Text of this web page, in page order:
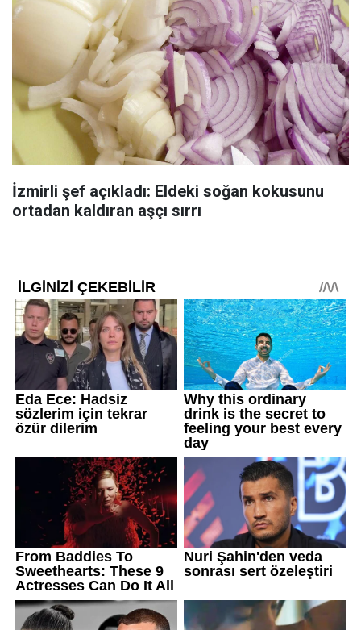
İzmirli şef açıkladı: Eldeki soğan kokusunu
ortadan kaldıran aşçı sırrı